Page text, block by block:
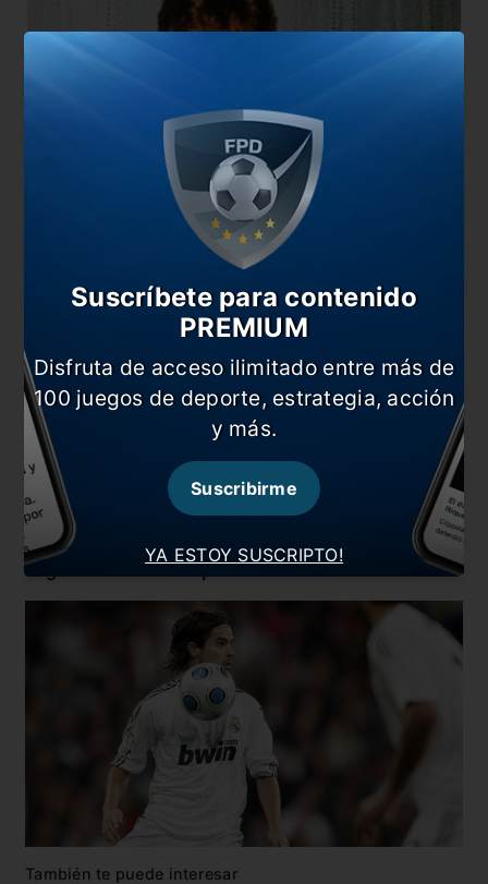
Finalmente, el excapitán de Boca agradeció a
todos aquellos que lo acompañaron durante su
carrera, desde formadores a los hinchas, pero
advirtió: «Me hubiese gustado poder comunicarlo
de otra manera , pero por la situación actual que
estamos viviendo por la pandemia decidí hacerlo
por este medio . El fútbol es mi pasión y lo
seguirá siendo siempre».
También te puede interesar
YA ESTOY SUSCRIPTO!
Suscríbete para contenido
PREMIUM
Disfruta de acceso ilimitado entre más de
100 juegos de deporte, estrategia, acción
y más.
Suscribirme